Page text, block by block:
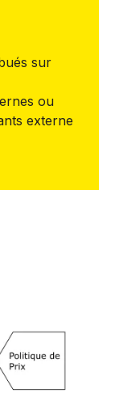
sur
ou
externe